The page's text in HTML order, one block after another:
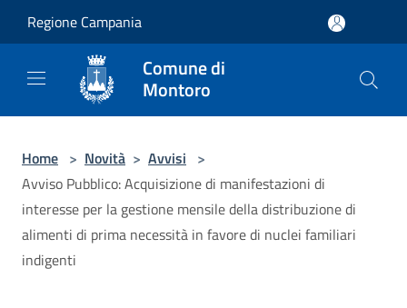
Regione Campania
Comune di
Montoro
Home > Novità > Avvisi >
Avviso Pubblico: Acquisizione di manifestazioni di
interesse per la gestione mensile della distribuzione di
alimenti di prima necessità in favore di nuclei familiari
indigenti